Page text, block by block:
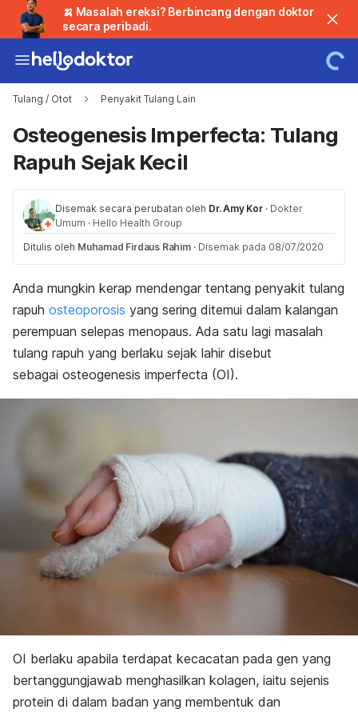
🍌 Masalah ereksi? Berbincang dengan doktor
secara peribadi.
Tulang / Otot Penyakit Tulang Lain
Osteogenesis Imperfecta: Tulang
Rapuh Sejak Kecil
Disemak secara perubatan oleh Dr. Amy Kor · Dokter
Umum · Hello Health Group
Ditulis oleh Muhamad Firdaus Rahim · Disemak pada 08/07/2020
Anda mungkin kerap mendengar tentang penyakit tulang
rapuh osteoporosis yang sering ditemui dalam kalangan
perempuan selepas menopaus. Ada satu lagi masalah
tulang rapuh yang berlaku sejak lahir disebut
sebagai osteogenesis imperfecta (OI).
OI berlaku apabila terdapat kecacatan pada gen yang
bertanggungjawab menghasilkan kolagen, iaitu sejenis
protein di dalam badan yang membentuk dan